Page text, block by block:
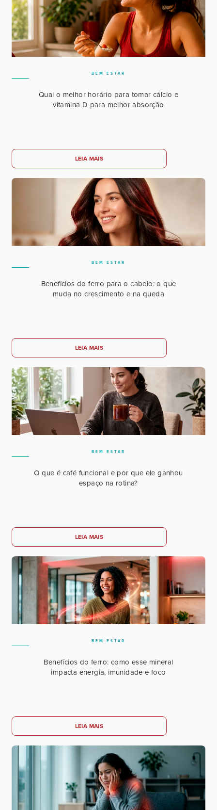
BEM ESTAR
Qual o melhor horário para tomar cálcio e
vitamina D para melhor absorção
LEIA MAIS
BEM ESTAR
Benefícios do ferro para o cabelo: o que
muda no crescimento e na queda
LEIA MAIS
BEM ESTAR
O que é café funcional e por que ele ganhou
espaço na rotina?
LEIA MAIS
BEM ESTAR
Benefícios do ferro: como esse mineral
impacta energia, imunidade e foco
LEIA MAIS